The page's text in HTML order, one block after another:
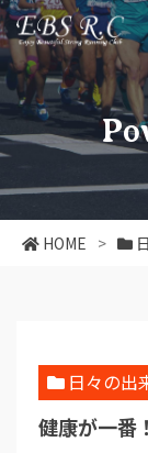
HOME >
日々の出
健康が一番！